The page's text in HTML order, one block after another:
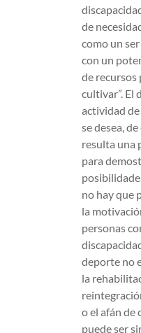
de
como un
con un
de recursos
cultivar”. El
actividad
se desea,
resulta una
para
no hay que
la
personas
deporte no
la
o el afán de
puede ser